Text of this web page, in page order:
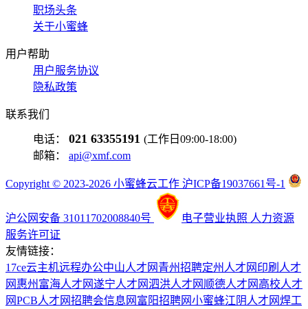
职场头条
关于小蜜蜂
用户帮助
用户服务协议
隐私政策
联系我们
电话： 021 63355191 (工作日09:00-18:00)
邮箱： api@xmf.com
Copyright © 2023-2026 小蜜蜂云工作 沪ICP备19037661号-1
沪公网安备 31011702008840号 电子营业执照 人力资源
服务许可证
友情链接：
17ce云主机远程办公中山人才网 青州招聘定州人才网 印刷人才
网 惠州富海人才网遂宁人才网泗洪人才网 顺德人才网 高校人才
网PCB人才网招聘会信息网 富阳招聘网小蜜蜂江阴人才网焊工